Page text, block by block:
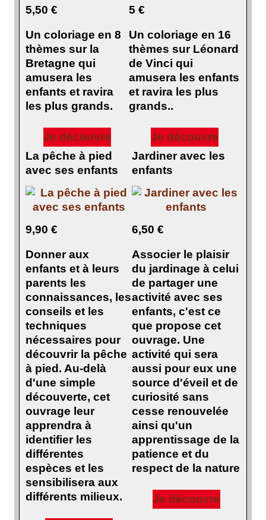
5,50 €
Un coloriage en 8
thèmes sur la
Bretagne qui
amusera les
enfants et ravira
les plus grands.
Je découvre
5 €
Un coloriage en 16
thèmes sur Léonard
de Vinci qui
amusera les enfants
et ravira les plus
grands..
Je découvre
La pêche à pied
avec ses enfants
9,90 €
Donner aux
enfants et à leurs
parents les
connaissances, les
conseils et les
techniques
nécessaires pour
découvrir la pêche
à pied. Au-delà
d'une simple
découverte, cet
ouvrage leur
apprendra à
identifier les
différentes
espèces et les
sensibilisera aux
différents milieux.
Jardiner avec les
enfants
6,50 €
Associer le plaisir
du jardinage à celui
de partager une
activité avec ses
enfants, c'est ce
que propose cet
ouvrage. Une
activité qui sera
aussi pour eux une
source d'éveil et de
curiosité sans
cesse renouvelée
ainsi qu'un
apprentissage de la
patience et du
respect de la nature
Je découvre